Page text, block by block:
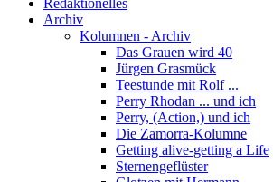
Redaktionelles
Archiv
Kolumnen - Archiv
Das Grauen wird 40
Jürgen Grasmück
Teestunde mit Rolf ...
Perry Rhodan ... und ich
Perry, (Action,) und ich
Die Zamorra-Kolumne
Getting alive-getting a Life
Sternengeflüster